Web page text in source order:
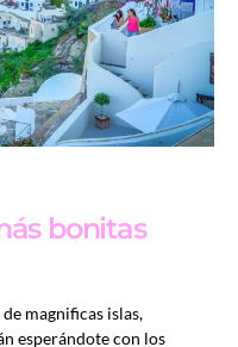
bonitas
magnificas islas,
esperándote con los